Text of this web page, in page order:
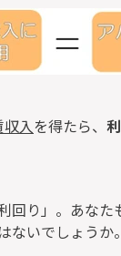
入を得たら、
回り」。あな
いでしょうか。